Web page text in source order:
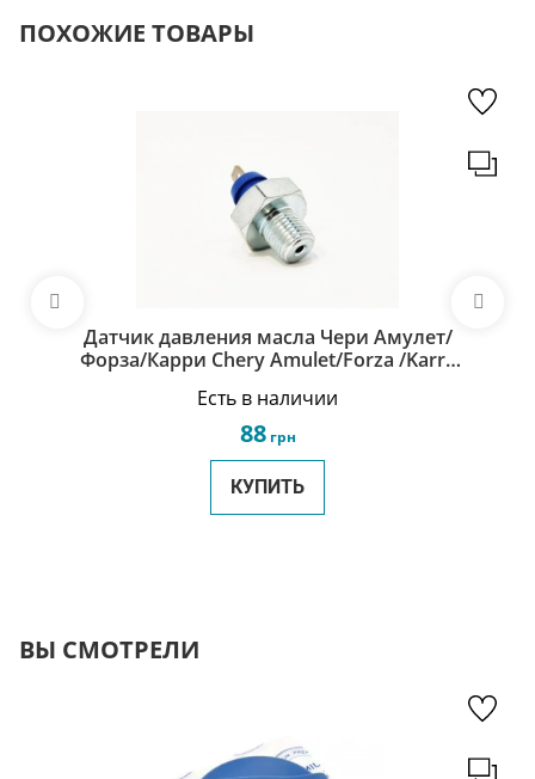
ПОХОЖИЕ ТОВАРЫ
Датчик давления масла Чери Амулет/
Форза/Карри Chery Amulet/Forza /Karry
Есть в наличии
88грн
КУПИТЬ
ВЫ СМОТРЕЛИ